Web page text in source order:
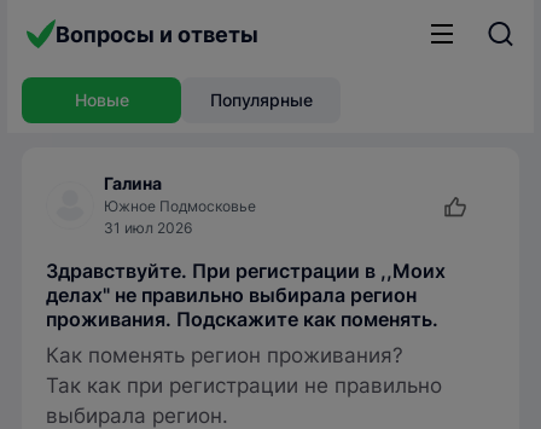
Вопросы и ответы
Новые Популярные
Галина
Южное Подмосковье
31 июл 2026
Здравствуйте. При регистрации в ,,Моих
делах" не правильно выбирала регион
проживания. Подскажите как поменять.
Как поменять регион проживания?
Так как при регистрации не правильно
выбирала регион.